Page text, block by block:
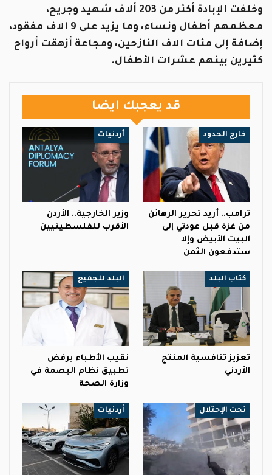
وخلفت الإبادة أكثر من 203 ألاف شهيد وجريح،
معظمهم أطفال ونساء، وما يزيد على 9 آلاف مفقود،
إضافة إلى مئات آلاف النازحين، ومجاعة أزهقت أرواح
كثيرين بينهم عشرات الأطفال.
قد يعجبك ايضا
خارج الحدود
ترامب.. أريد تحرير الرهائن
من غزة قبل عودتي إلى
البيت الأبيض وإلا
ستدفعون الثمن
أردنيات
وزير الخارجية.. الأردن
الأقرب للفلسطينيين
كتاب البلد
تعزيز تنافسية المنتج
الأردني
البلد للجميع
نقيب الأطباء يرفض
تطبيق نظام البصمة في
وزارة الصحة
تحت الإحتلال أردنيات